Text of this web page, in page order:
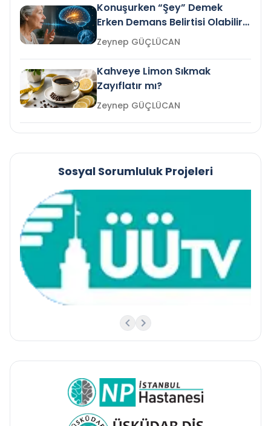
Konuşurken “Şey” Demek
Erken Demans Belirtisi Olabilir
mi?
Zeynep GÜÇLÜCAN
Kahveye Limon Sıkmak
Zayıflatır mı?
Zeynep GÜÇLÜCAN
Sosyal Sorumluluk Projeleri